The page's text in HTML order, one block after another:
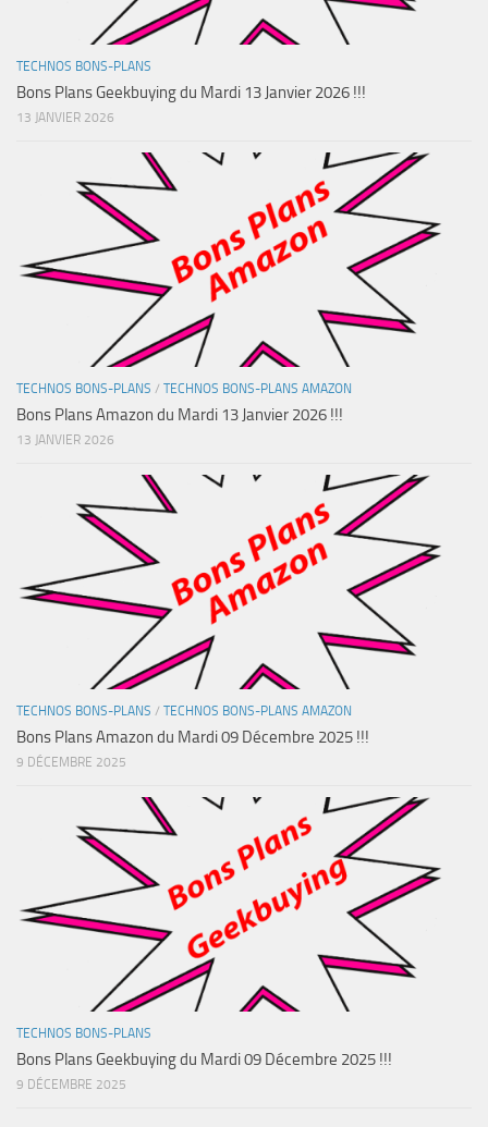
TECHNOS BONS-PLANS
Bons Plans Geekbuying du Mardi 13 Janvier 2026 !!!
13 JANVIER 2026
TECHNOS BONS-PLANS / TECHNOS BONS-PLANS AMAZON
Bons Plans Amazon du Mardi 13 Janvier 2026 !!!
13 JANVIER 2026
TECHNOS BONS-PLANS / TECHNOS BONS-PLANS AMAZON
Bons Plans Amazon du Mardi 09 Décembre 2025 !!!
9 DÉCEMBRE 2025
TECHNOS BONS-PLANS
Bons Plans Geekbuying du Mardi 09 Décembre 2025 !!!
9 DÉCEMBRE 2025